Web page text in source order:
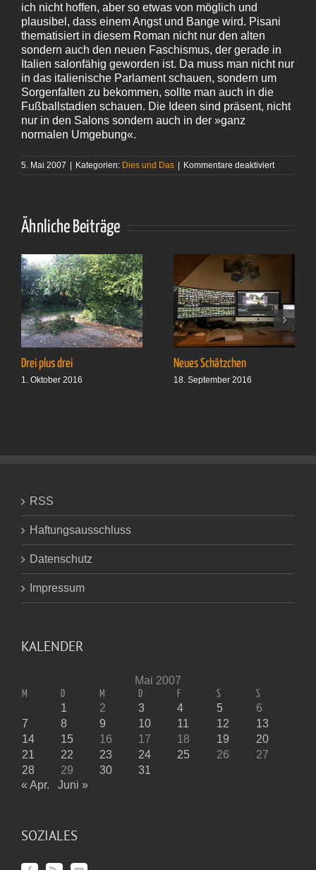
ich nicht hoffen, aber so etwas von möglich und
plausibel, dass einem Angst und Bange wird. Pisani
thematisiert in diesem Roman nicht nur den alten
sondern auch den neuen Faschismus, der gerade in
Italien salonfähig geworden ist. Da muss man nicht nur
in das italienische Parlament schauen, sondern um
Sorgenfalten zu bekommen, sollte man auch in die
Fußballstadien schauen. Die Ideen sind präsent, nicht
nur in den Salons sondern auch in der »ganz
normalen Umgebung«.
5. Mai 2007 | Kategorien: Dies und Das | Kommentare deaktiviertfür
Ähnliche Beiträge
Drei plus drei
1. Oktober 2016
Neues Schätzchen
18. September 2016
RSS
Haftungsausschluss
Datenschutz
Impressum
KALENDER
Mai 2007
M D M D F S S
1 2 3 4 5
6
7
8 9 10 11 12
13
14
15 16 17 18 19
20
21
22 23 24 25 26
27
28
29 30
31
« Apr.
Juni »
SOZIALES